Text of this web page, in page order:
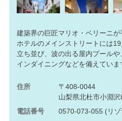
建築界の巨匠マリオ・ベリーニが
ホテルのメインストリートには
立ち並び、波の出る屋内プール
インダイニングなどを備えていま
住所
〒408-0044
山梨県北杜市小淵沢
電話番号
0570-073-055 (リ